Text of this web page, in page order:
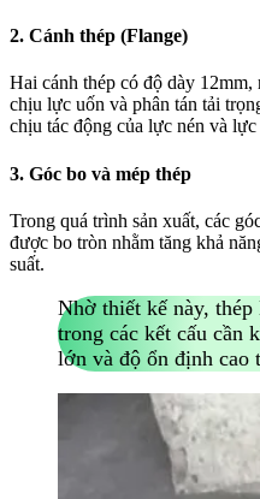
2. Cánh thép (Flange)
Hai cánh thép có độ dày
chịu lực uốn và phân tán tải
chịu tác động của lực nén và
3. Góc bo và mép thép
Trong quá trình sản xuất, các
được bo tròn nhằm tăng khả
suất.
Nhờ thiết kế này, thép
trong các kết cấu cần
lớn và độ ổn định cao